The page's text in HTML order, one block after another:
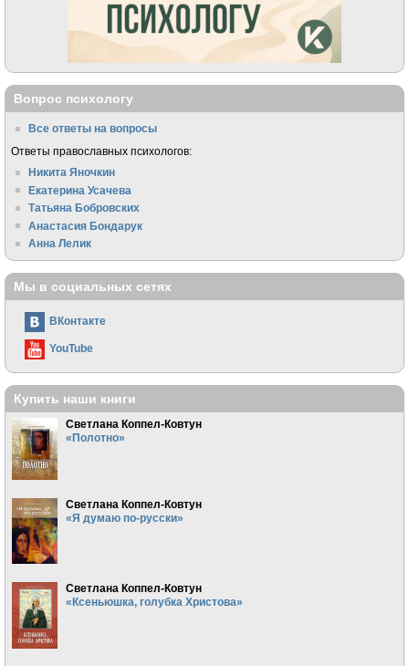
Вопрос психологу
Все ответы на вопросы
Ответы православных психологов:
Никита Яночкин
Екатерина Усачева
Татьяна Бобровских
Анастасия Бондарук
Анна Лелик
Мы в социальных сетях
ВКонтакте
YouTube
Купить наши книги
Светлана Коппел-Ковтун
«Полотно»
Светлана Коппел-Ковтун
«Я думаю по-русски»
Светлана Коппел-Ковтун
«Ксеньюшка, голубка Христова»